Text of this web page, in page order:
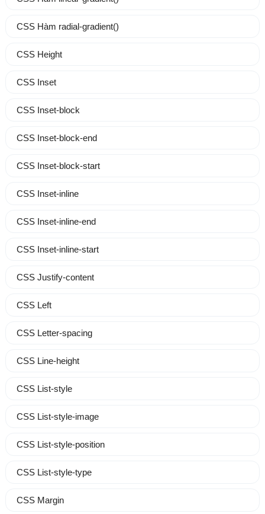
CSS Hàm radial-gradient()
CSS Height
CSS Inset
CSS Inset-block
CSS Inset-block-end
CSS Inset-block-start
CSS Inset-inline
CSS Inset-inline-end
CSS Inset-inline-start
CSS Justify-content
CSS Left
CSS Letter-spacing
CSS Line-height
CSS List-style
CSS List-style-image
CSS List-style-position
CSS List-style-type
CSS Margin